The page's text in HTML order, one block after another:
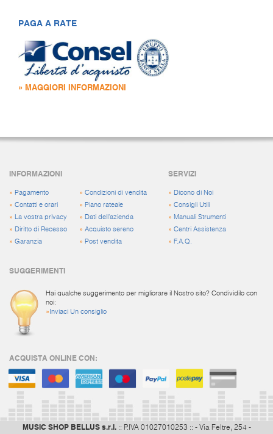
PAGA A RATE
» MAGGIORI INFORMAZIONI
INFORMAZIONI
» Pagamento
» Contatti e orari
» La vostra privacy
» Diritto di Recesso
» Garanzia
» Condizioni di vendita
» Piano rateale
» Dati dell'azienda
» Acquisto sereno
» Post vendita
SERVIZI
» Dicono di Noi
»Consigli Utili
» Manuali Strumenti
»Centri Assistenza
» F.A.Q.
SUGGERIMENTI
Hai qualche suggerimento per migliorare il Nostro sito? Condividilo con
noi:
» Inviaci Un consiglio
ACQUISTA ONLINE CON:
MUSIC SHOP BELLUS s.r.l.:: P.IVA 01027010253 :: - Via Feltre, 254 -